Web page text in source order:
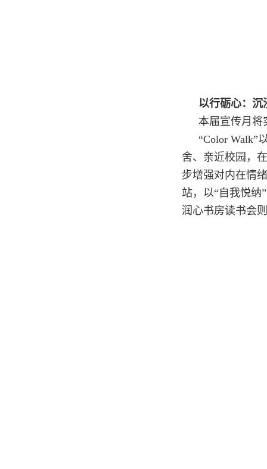
以行砺心：沉
本届宣传月将
“Color Walk”
舍、亲近校园，
步增强对内在情
站，以“自我悦纳
润心书房读书会